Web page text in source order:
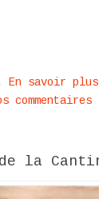
En savoir
de la